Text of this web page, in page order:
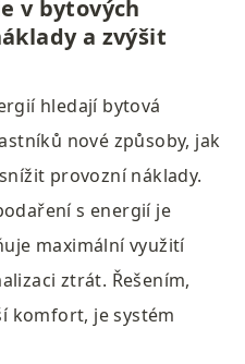
v bytových
a zvýšit
hledají bytová
nové způsoby, jak
provozní náklady.
s energií je
maximální využití
ztrát. Řešením,